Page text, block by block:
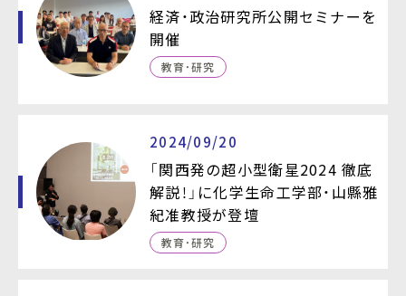
経済・政治研究所公開セミナーを
開催
教育・研究
2024/09/20
「関西発の超小型衛星2024 徹底
解説！」に化学生命工学部・山縣雅
紀准教授が登壇
教育・研究